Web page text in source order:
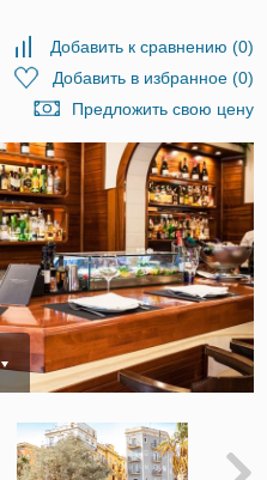
Добавить к сравнению (0)
Добавить в избранное(0)
Предложить свою цену